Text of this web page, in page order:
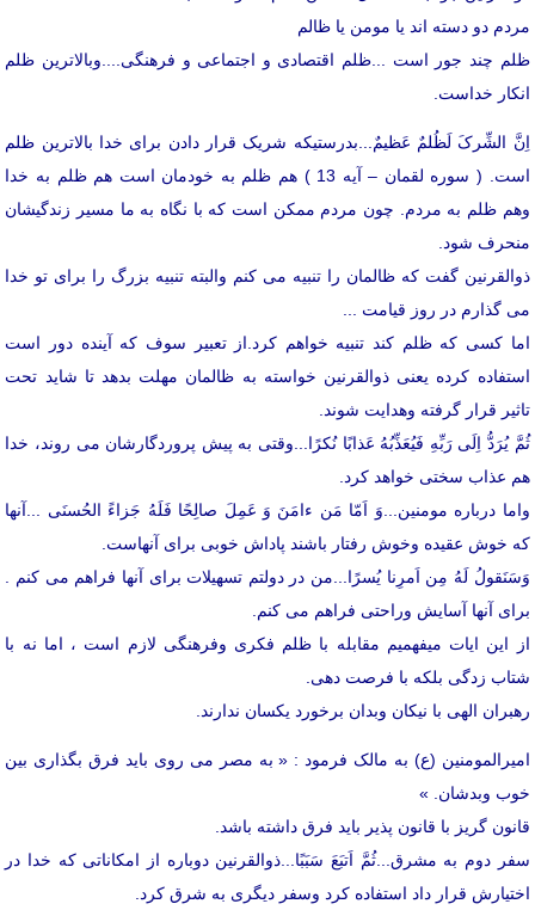
مردم دو دسته اند یا مومن یا ظالم
ظلم چند جور است ...ظلم اقتصادی و اجتماعی و فرهنگی....وبالاترین ظلم
انکار خداست.
اِنَّ الشِّرکَ لَظُلمٌ عَظیمٌ...بدرستیکه شریک قرار دادن برای خدا بالاترین ظلم
است. ( سوره لقمان – آیه 13 ) هم ظلم به خودمان است هم ظلم به خدا
وهم ظلم به مردم. چون مردم ممکن است که با نگاه به ما مسیر زندگیشان
منحرف شود.
ذوالقرنین گفت که ظالمان را تنبیه می کنم والبته تنبیه بزرگ را برای تو خدا
می گذارم در روز قیامت ...
اما کسی که ظلم کند تنبیه خواهم کرد.از تعبیر سوف که آینده دور است
استفاده کرده یعنی ذوالقرنین خواسته به ظالمان مهلت بدهد تا شاید تحت
تاثیر قرار گرفته وهدایت شوند.
ثُمَّ یُرَدُّ اِلَی رَبِّهِ فَیُعَذِّبُهُ عَذابًا نُکرًا...وقتی به پیش پروردگارشان می روند، خدا
هم عذاب سختی خواهد کرد.
واما درباره مومنین...وَ اَمّا مَن ءامَنَ وَ عَمِلَ صالِحًا فَلَهُ جَزاءً الحُسنَی ...آنها
که خوش عقیده وخوش رفتار باشند پاداش خوبی برای آنهاست.
وَسَنَقولُ لَهُ مِن اَمرِنا یُسرًا...من در دولتم تسهیلات برای آنها فراهم می کنم .
برای آنها آسایش وراحتی فراهم می کنم.
از این ایات میفهمیم مقابله با ظلم فکری وفرهنگی لازم است ، اما نه با
شتاب زدگی بلکه با فرصت دهی.
رهبران الهی با نیکان وبدان برخورد یکسان ندارند.
امیرالمومنین (ع) به مالک فرمود : « به مصر می روی باید فرق بگذاری بین
خوب وبدشان. »
قانون گریز با قانون پذیر باید فرق داشته باشد.
سفر دوم به مشرق...ثُمَّ اَتبَعَ سَبَبًا...ذوالقرنین دوباره از امکاناتی که خدا در
اختیارش قرار داد استفاده کرد وسفر دیگری به شرق کرد.